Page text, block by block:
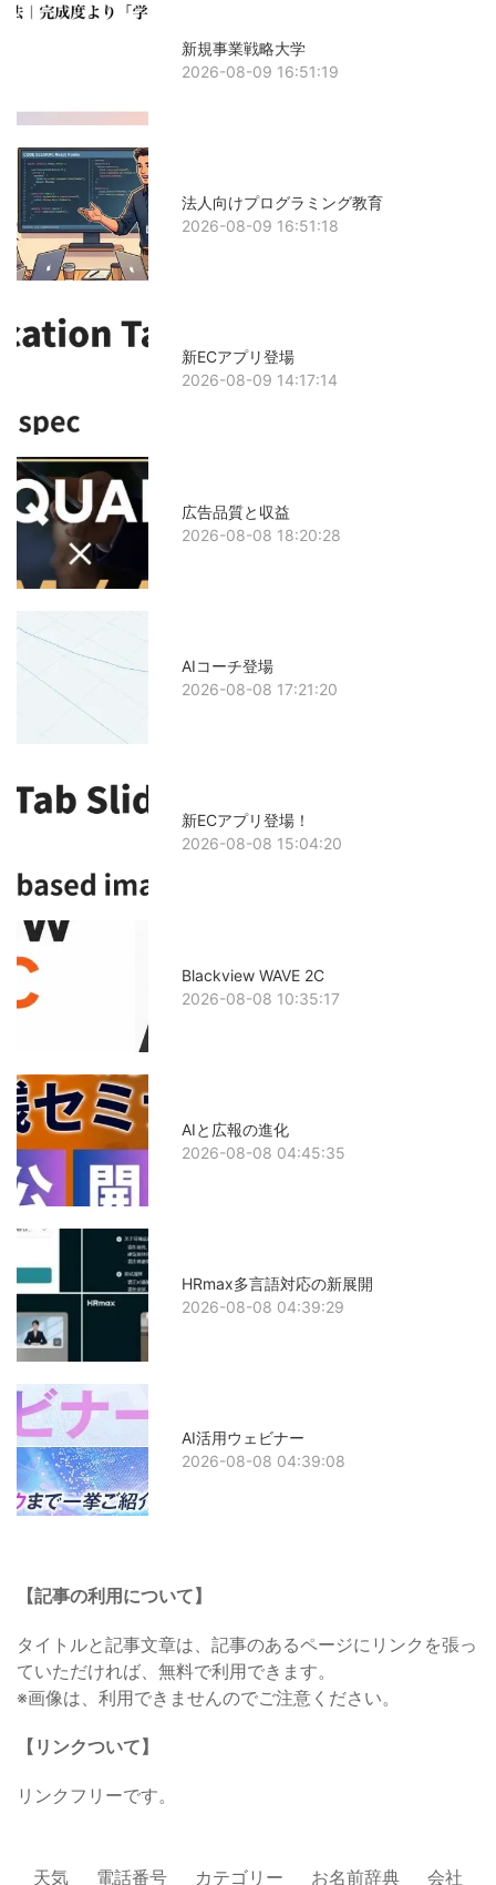
新規事業戦略大学
2026-08-09 16:51:19
法人向けプログラミング教育
2026-08-09 16:51:18
新ECアプリ登場
2026-08-09 14:17:14
広告品質と収益
2026-08-08 18:20:28
AIコーチ登場
2026-08-08 17:21:20
新ECアプリ登場！
2026-08-08 15:04:20
Blackview WAVE 2C
2026-08-08 10:35:17
AIと広報の進化
2026-08-08 04:45:35
HRmax多言語対応の新展開
2026-08-08 04:39:29
AI活用ウェビナー
2026-08-08 04:39:08
【記事の利用について】
タイトルと記事文章は、記事のあるページにリンクを張っ
ていただければ、無料で利用できます。
※画像は、利用できませんのでご注意ください。
【リンクついて】
リンクフリーです。
天気 電話番号 カテゴリー お名前辞典 会社